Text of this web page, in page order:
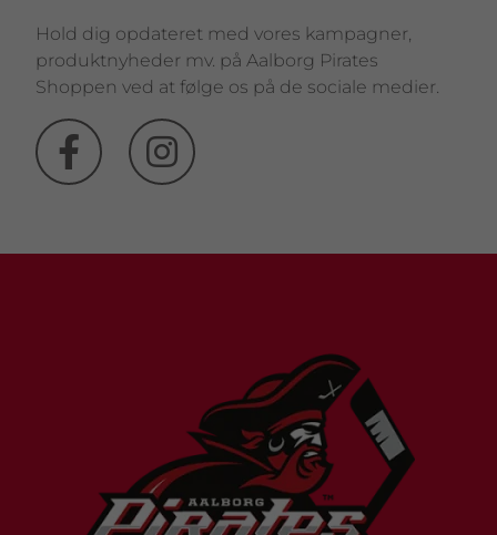
Hold dig opdateret med vores kampagner,
produktnyheder mv. på Aalborg Pirates
Shoppen ved at følge os på de sociale medier.